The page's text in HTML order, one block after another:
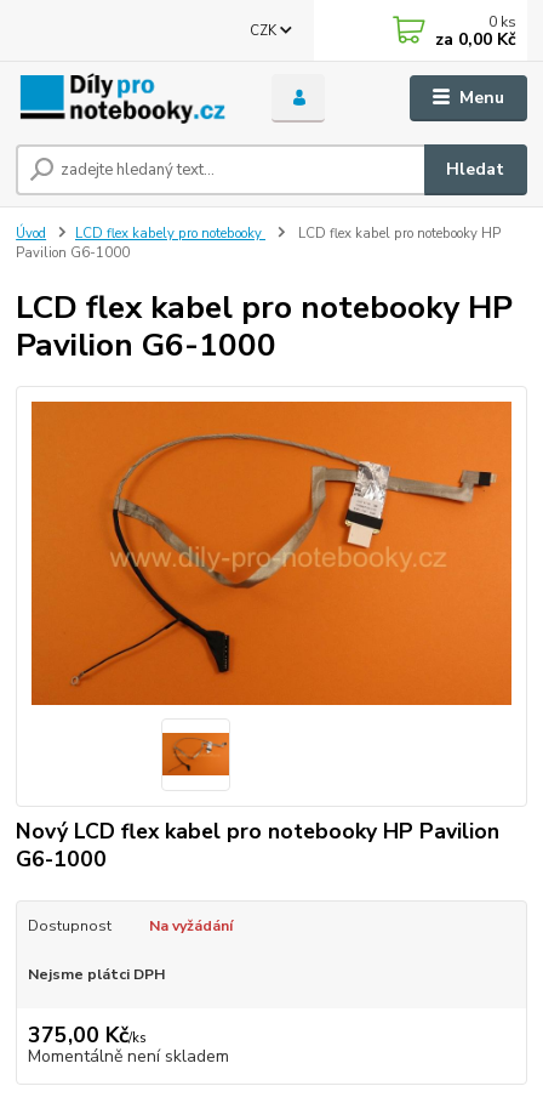
Menu
CZK
Hledat
0 ks
za 0,00 Kč
Úvod LCD flex kabely pro notebooky
LCD flex kabel pro notebooky HP
Pavilion G6-1000
LCD flex kabel pro notebooky HP
Pavilion G6-1000
Nový LCD flex kabel pro notebooky HP Pavilion
G6-1000
Dostupnost Na vyžádání
Nejsme plátci DPH
375,00 Kč/ks
Momentálně není skladem